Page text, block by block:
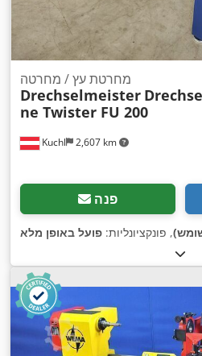
Kuchl 2,607 km
מחרטת עץ / מחרטה
Drechselmeister
ne Twister FU 200
פנה
, פונקציונליות: פועל באופן מלא